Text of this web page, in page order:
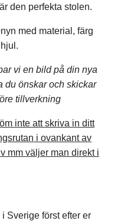
den perfekta stolen.
med material, färg
vi en bild på din nya
du önskar och skickar
tillverkning
inte att skriva in ditt
i ovankant av
mm väljer man direkt i
Sverige först efter er